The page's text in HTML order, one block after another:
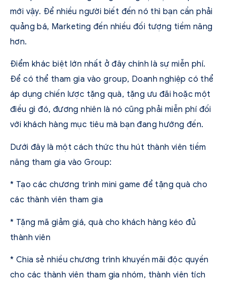
mới vậy. Để nhiều người biết đến nó thì bạn cần phải
quảng bá, Marketing đến nhiều đối tượng tiềm năng
hơn.
Điểm khác biệt lớn nhất ở đây chính là sự miễn phí.
Để có thể tham gia vào group, Doanh nghiệp có thể
áp dụng chiến lược tặng quà, tặng ưu đãi hoặc một
điều gì đó, đương nhiên là nó cũng phải miễn phí đối
với khách hàng mục tiêu mà bạn đang hướng đến.
Dưới đây là một cách thức thu hút thành viên tiềm
năng tham gia vào Group:
* Tạo các chương trình mini game để tặng quà cho
các thành viên tham gia
* Tặng mã giảm giá, quà cho khách hàng kéo đủ
thành viên
* Chia sẻ nhiều chương trình khuyến mãi độc quyền
cho các thành viên tham gia nhóm, thành viên tích